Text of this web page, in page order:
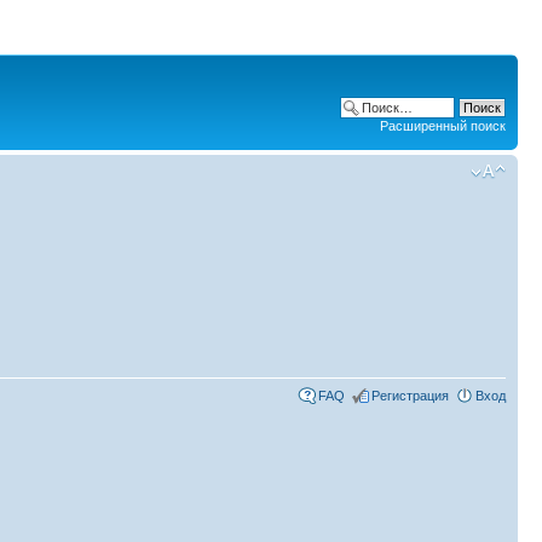
Расширенный поиск
FAQ Регистрация Вход